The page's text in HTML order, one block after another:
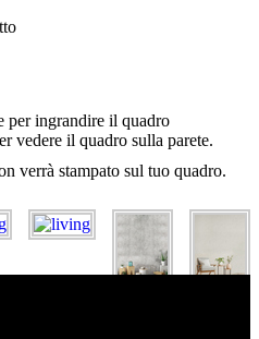
per ingrandire il quadro
vedere il quadro sulla parete.
verrà stampato sul tuo quadro.